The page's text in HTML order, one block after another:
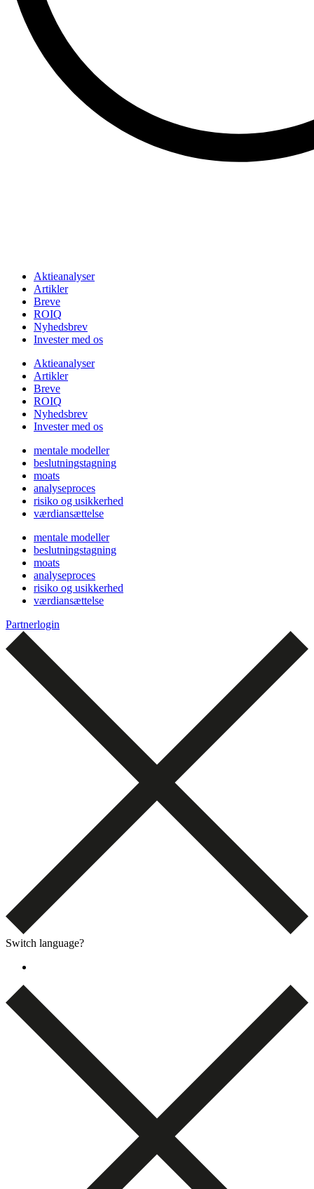
Aktieanalyser
Artikler
Breve
ROIQ
Nyhedsbrev
Invester med os
Aktieanalyser
Artikler
Breve
ROIQ
Nyhedsbrev
Invester med os
mentale modeller
beslutningstagning
moats
analyseproces
risiko og usikkerhed
værdiansættelse
mentale modeller
beslutningstagning
moats
analyseproces
risiko og usikkerhed
værdiansættelse
Partnerlogin
Switch language?